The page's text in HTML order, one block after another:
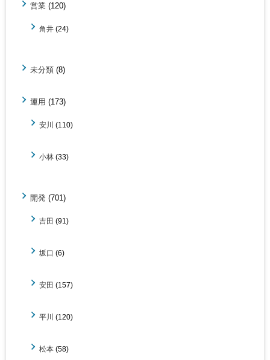
営業 (120)
角井 (24)
未分類 (8)
運用 (173)
安川 (110)
小林 (33)
開発 (701)
吉田 (91)
坂口 (6)
安田 (157)
平川 (120)
松本 (58)